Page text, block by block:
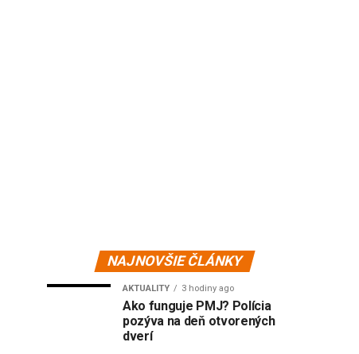
NAJNOVŠIE ČLÁNKY
AKTUALITY 3 hodiny ago
Ako funguje PMJ? Polícia
pozýva na deň otvorených
dverí